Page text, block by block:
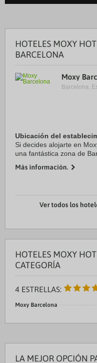
HOTELES MOXY
BARCELONA
Moxy
Barcelona,
Ubicación del
Si decides alojarte en
una fantástica zona de
de Catalunya. Además,
Más información.
Ver todos los
HOTELES MOXY
CATEGORÍA
4 ESTRELLAS:
Moxy Barcelona
LA MEJOR OPCIÓN